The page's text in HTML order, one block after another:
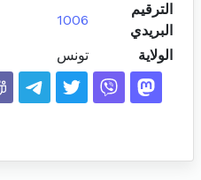
الترقيم
البريدي
1006
الولاية تونس